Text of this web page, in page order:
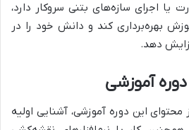
یا اجرای سازه‌های بتنی سروکار دارد،
بهره‌برداری کند و دانش خود را در
دهد.
آموزشی
محتوای این دوره آموزشی، آشنایی اولیه